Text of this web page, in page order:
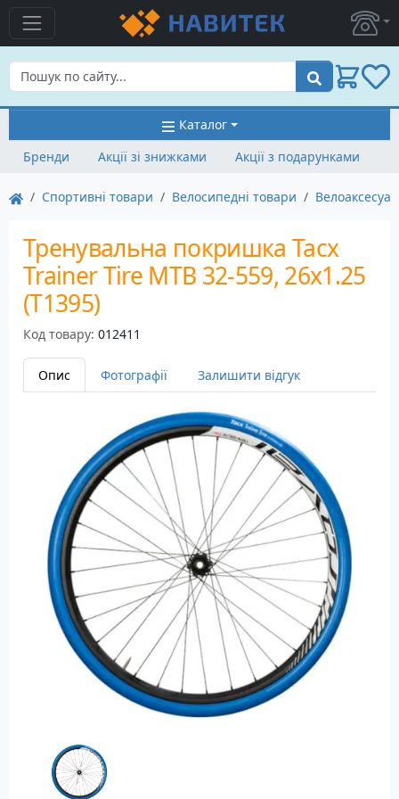
Пошук
Каталог
Бренди
Акції зі знижками Акції з подарунками
Спортивні товари Велосипедні товари
Тренувальна покришка Tacx
Trainer Tire MTB 32-559, 26x1.25
(T1395)
Код товару: 012411
Опис Фотографії Залишити відгук